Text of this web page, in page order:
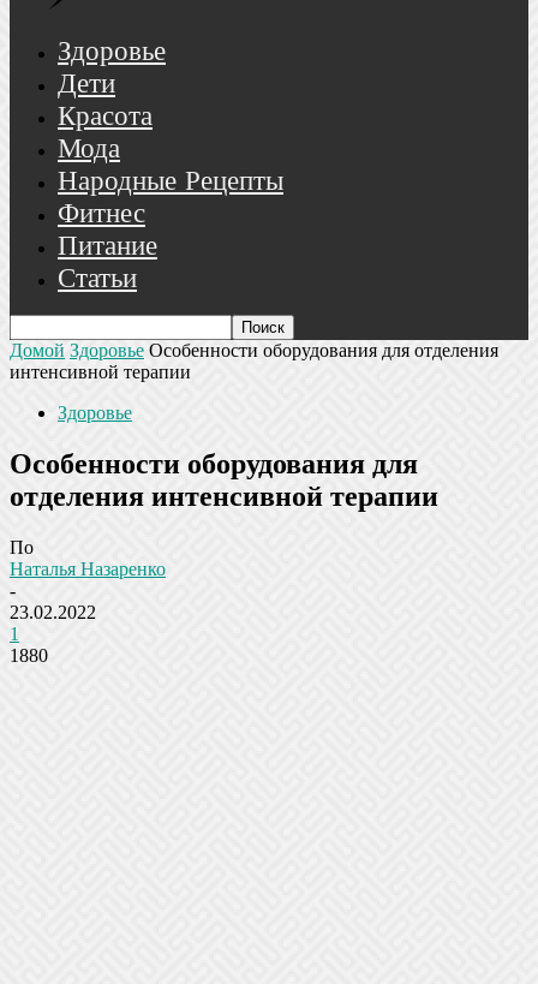
Здоровье
Дети
Красота
Мода
Народные Рецепты
Фитнес
Питание
Статьи
Домой Здоровье Особенности оборудования для отделения
интенсивной терапии
Здоровье
Особенности оборудования для
отделения интенсивной терапии
По
Наталья Назаренко
-
23.02.2022
1
1880